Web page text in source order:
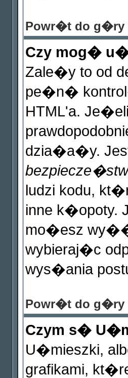
Powr�t do g�ry
Czy mog�
Zale�y to od
pe�n�
HTML'a.
dzia�a�y.
ludzi kodu,
inne k�opoty.
mo�esz
wybieraj�c
wys�ania
Powr�t do g�ry
Czym s�
U�mieszki,
grafikami,